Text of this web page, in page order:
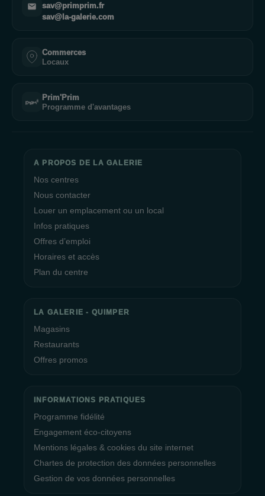
sav@primprim.fr
sav@la-galerie.com
Commerces
Locaux
Prim'Prim
Programme d'avantages
A PROPOS DE LA GALERIE
Nos centres
Nous contacter
Louer un emplacement ou un local
Infos pratiques
Offres d’emploi
Horaires et accès
Plan du centre
LA GALERIE - QUIMPER
Magasins
Restaurants
Offres promos
INFORMATIONS PRATIQUES
Programme fidélité
Engagement éco-citoyens
Mentions légales & cookies du site internet
Chartes de protection des données personnelles
Gestion de vos données personnelles